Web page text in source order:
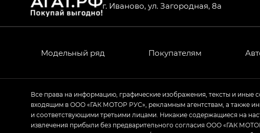
GS8 — Джи Эс 8 (GS8) в комплектациях Джи Эс
GL
GS4 — Джи Эс 4 (GS4) в комплектациях Джи
Empow — Эмпау (Empow) в комплектации Джи
г. Иваново, ул. Загородная, 8а
Модельный ряд Покупателям
Все права на информацию, графические изображения, тексты и
входящим в ООО «ГАК МОТОР РУС», рекламным агентствам, а также
и соответствующими третьими лицами. Никакие содержащиеся на
извлечения прибыли без предварительного согласия ООО «ГАК